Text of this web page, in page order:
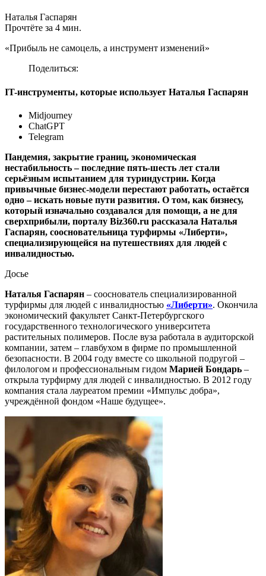
Наталья Гаспарян
Прочтёте за 4 мин.
«Прибыль не самоцель, а инструмент изменений»
Поделиться:
IT-инструменты, которые использует Наталья Гаспарян
Midjourney
ChatGPT
Telegram
Пандемия, закрытие границ, экономическая
нестабильность – последние пять-шесть лет стали
серьёзным испытанием для туриндустрии. Когда
привычные бизнес-модели перестают работать, остаётся
одно – искать новые пути развития. О том, как бизнесу,
который изначально создавался для помощи, а не для
сверхприбыли, порталу Biz360.ru рассказала Наталья
Гаспарян, соосновательница турфирмы «Либерти»,
специализирующейся на путешествиях для людей с
инвалидностью.
Досье
Наталья Гаспарян – сооснователь специализированной
турфирмы для людей с инвалидностью «Либерти». Окончила
экономический факультет Санкт-Петербургского
государственного технологического университета
растительных полимеров. После вуза работала в аудиторской
компании, затем – главбухом в фирме по промышленной
безопасности. В 2004 году вместе со школьной подругой –
филологом и профессиональным гидом Марией Бондарь –
открыла турфирму для людей с инвалидностью. В 2012 году
компания стала лауреатом премии «Импульс добра»,
учреждённой фондом «Наше будущее».